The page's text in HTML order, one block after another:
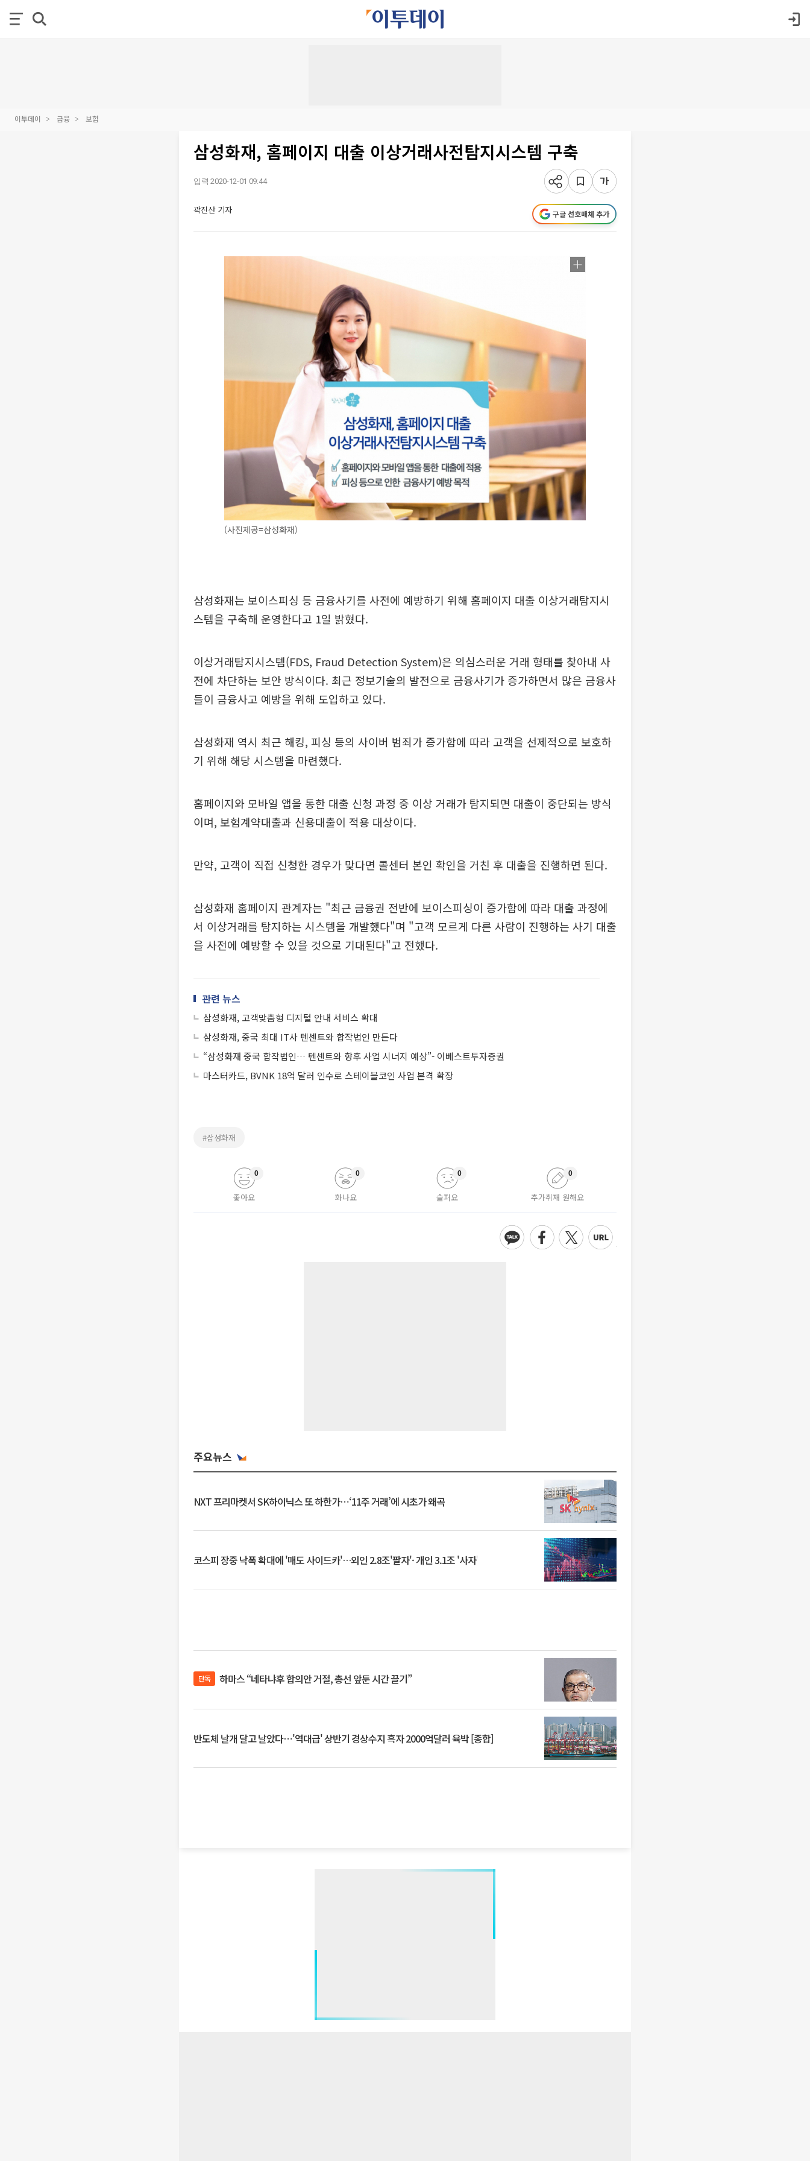
이투데이 금융 보험
삼성화재, 홈페이지 대출 이상거래사전탐지시스템 구축
입력 2020-12-01 09:44
곽진산 기자 구글 선호매체 추가
(사진제공=삼성화재)
삼성화재는 보이스피싱 등 금융사기를 사전에 예방하기 위해 홈페이지 대출 이상거래탐지시
스템을 구축해 운영한다고 1일 밝혔다.
이상거래탐지시스템(FDS, Fraud Detection System)은 의심스러운 거래 형태를 찾아내 사
전에 차단하는 보안 방식이다. 최근 정보기술의 발전으로 금융사기가 증가하면서 많은 금융사
들이 금융사고 예방을 위해 도입하고 있다.
삼성화재 역시 최근 해킹, 피싱 등의 사이버 범죄가 증가함에 따라 고객을 선제적으로 보호하
기 위해 해당 시스템을 마련했다.
홈페이지와 모바일 앱을 통한 대출 신청 과정 중 이상 거래가 탐지되면 대출이 중단되는 방식
이며, 보험계약대출과 신용대출이 적용 대상이다.
만약, 고객이 직접 신청한 경우가 맞다면 콜센터 본인 확인을 거친 후 대출을 진행하면 된다.
삼성화재 홈페이지 관계자는 "최근 금융권 전반에 보이스피싱이 증가함에 따라 대출 과정에
서 이상거래를 탐지하는 시스템을 개발했다"며 "고객 모르게 다른 사람이 진행하는 사기 대출
을 사전에 예방할 수 있을 것으로 기대된다"고 전했다.
관련 뉴스
삼성화재, 고객맞춤형 디지털 안내 서비스 확대
삼성화재, 중국 최대 IT사 텐센트와 합작법인 만든다
“삼성화재 중국 합작법인… 텐센트와 향후 사업 시너지 예상”- 이베스트투자증권
마스터카드, BVNK 18억 달러 인수로 스테이블코인 사업 본격 확장
#삼성화재
좋아요
0
화나요
0
슬퍼요
0
추가취재 원해요
0
주요뉴스
NXT 프리마켓서 SK하이닉스 또 하한가⋯‘11주 거래’에 시초가 왜곡
코스피 장중 낙폭 확대에 '매도 사이드카'…외인 2.8조'팔자'· 개인 3.1조 '사자'
단독 하마스 “네타냐후 합의안 거절, 총선 앞둔 시간 끌기”
반도체 날개 달고 날았다⋯'역대급' 상반기 경상수지 흑자 2000억달러 육박 [종합]